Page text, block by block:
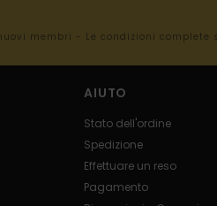
membri - Le condizioni
AIUTO
Stato dell'ordine
Spedizione
Effettuare un reso
Pagamento